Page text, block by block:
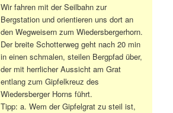
Wir fahren mit der Seilbahn zur
Bergstation und orientieren uns dort an
den Wegweisern zum Wiedersbergerhorn.
Der breite Schotterweg geht nach 20 min
in einen schmalen, steilen Bergpfad über,
der mit herrlicher Aussicht am Grat
entlang zum Gipfelkreuz des
Wiedersberger Horns führt.
Tipp: a. Wem der Gipfelgrat zu steil ist,